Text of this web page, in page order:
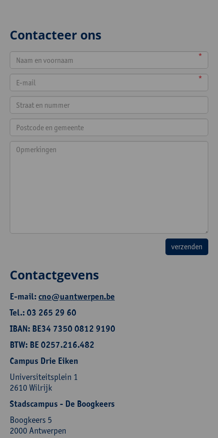
Contacteer ons
*
*
Contactgevens
E-mail:cno@uantwerpen.be
Tel.: 03 265 29 60
IBAN: BE34 7350 0812 9190
BTW: BE 0257.216.482
Campus Drie Eiken
Universiteitsplein 1
2610 Wilrijk
Stadscampus - De Boogkeers
Boogkeers 5
2000 Antwerpen